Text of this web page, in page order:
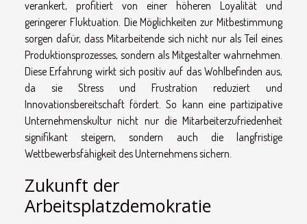
verankert, profitiert von einer höheren Loyalität und
geringerer Fluktuation. Die Möglichkeiten zur Mitbestimmung
sorgen dafür, dass Mitarbeitende sich nicht nur als Teil eines
Produktionsprozesses, sondern als Mitgestalter wahrnehmen.
Diese Erfahrung wirkt sich positiv auf das Wohlbefinden aus,
da sie Stress und Frustration reduziert und
Innovationsbereitschaft fördert. So kann eine partizipative
Unternehmenskultur nicht nur die Mitarbeiterzufriedenheit
signifikant steigern, sondern auch die langfristige
Wettbewerbsfähigkeit des Unternehmens sichern.
Zukunft der
Arbeitsplatzdemokratie